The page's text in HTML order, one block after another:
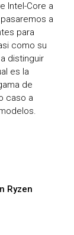
Intel-Core a
a
para
como su
distinguir
es la
de
caso a
Ryzen